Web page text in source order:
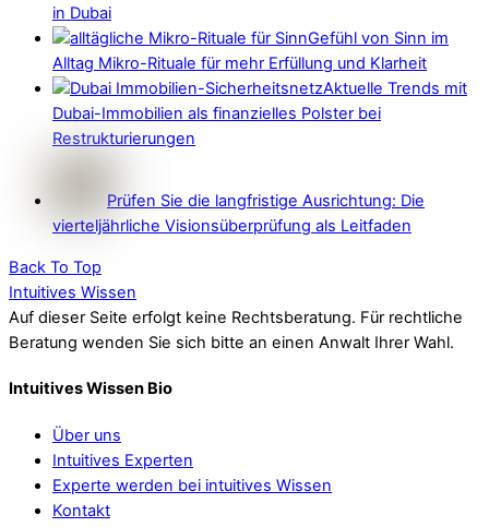
in Dubai
Gefühl von Sinn im
Alltag Mikro-Rituale für mehr Erfüllung und Klarheit
Aktuelle Trends mit
Dubai-Immobilien als finanzielles Polster bei
Restrukturierungen
Prüfen Sie die langfristige Ausrichtung: Die
vierteljährliche Visionsüberprüfung als Leitfaden
Back To Top
Intuitives Wissen
Auf dieser Seite erfolgt keine Rechtsberatung. Für rechtliche
Beratung wenden Sie sich bitte an einen Anwalt Ihrer Wahl.
Intuitives Wissen Bio
Über uns
Intuitives Experten
Experte werden bei intuitives Wissen
Kontakt